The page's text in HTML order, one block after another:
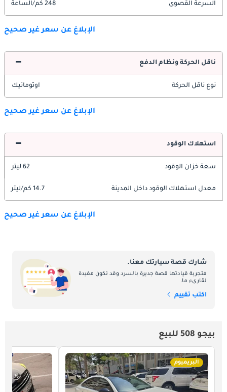
السرعة القصوى 248 كم/الساعة
الإبلاغ عن سعر غير صحيح
ناقل الحركة ونظام الدفع
نوع ناقل الحركة اوتوماتيك
الإبلاغ عن سعر غير صحيح
استهلاك الوقود
سعة خزان الوقود 62 ليتر
معدل استهلاك الوقود داخل المدينة 14.7 كم/ليتر
الإبلاغ عن سعر غير صحيح
شارك قصة سيارتك معنا.
فتجربة قيادتها قصة جديرة بالسرد وقد تكون مفيدة
لقارىء ما.
اكتب تقييم
بيجو 508 للبيع
البريميوم